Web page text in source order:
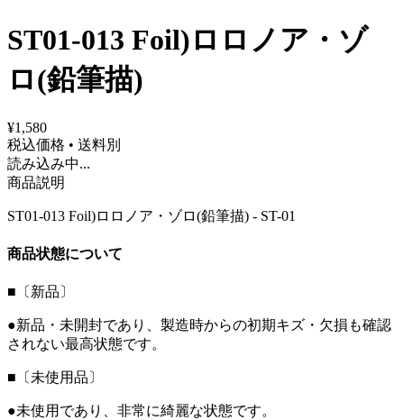
ST01-013 Foil)ロロノア・ゾ
ロ(鉛筆描)
¥1,580
税込価格 • 送料別
読み込み中...
商品説明
ST01-013 Foil)ロロノア・ゾロ(鉛筆描) - ST-01
商品状態について
■〔新品〕
●新品・未開封であり、製造時からの初期キズ・欠損も確認
されない最高状態です。
■〔未使用品〕
●未使用であり、非常に綺麗な状態です。